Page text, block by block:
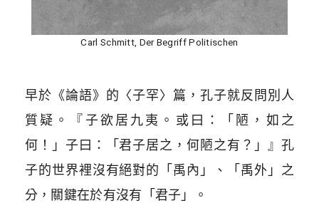
Carl Schmitt, Der Begriff Politischen
早於《論語》的〈子罕〉篇，孔子就反問別人
質疑。『子欲居九夷。或曰：「陋，如之
何！」子曰：「君子居之，何陋之有？」』孔
子的世界裡沒有絕對的「禹內」、「禹外」之
分，關鍵在於有沒有「君子」。